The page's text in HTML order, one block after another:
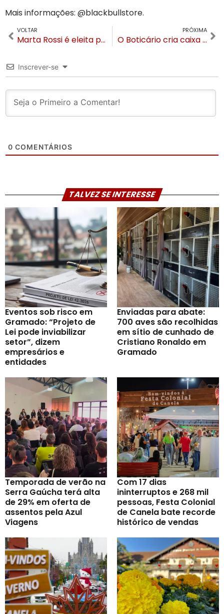
Mais informações: @blackbullstore.
VOLTAR
Marta Rossi é eleita personalidade do ano em Gramado no Prêmio Acontece 2024
PRÓXIMA
O Boticário cria caixa de presente interativa para o Natal de Gramado
Inscrever-se
0 COMENTÁRIOS
TALVEZ SE INTERESSE
Eventos sob risco em
Gramado: “Projeto de
Lei pode inviabilizar
setor”, dizem
empresários e
entidades
Enviadas para abate:
700 aves são recolhidas
em sítio de cunhado de
Cristiano Ronaldo em
Gramado
Temporada de verão na
Serra Gaúcha terá alta
de 29% em oferta de
assentos pela Azul
Viagens
Com 17 dias
ininterruptos e 268 mil
pessoas, Festa Colonial
de Canela bate recorde
histórico de vendas